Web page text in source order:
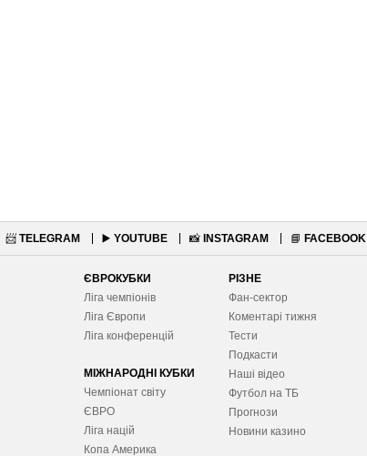
📨 TELEGRAM ▶️ YOUTUBE 📸 INSTAGRAM 📘 FACEBOOK
ЄВРОКУБКИ
Ліга чемпіонів
Ліга Європи
Ліга конференцій
МІЖНАРОДНІ КУБКИ
Чемпіонат світу
ЄВРО
Ліга націй
Копа Америка
РІЗНЕ
Фан-сектор
Коментарі тижня
Тести
Подкасти
Наші відео
Футбол на ТБ
Прогнози
Новини казино